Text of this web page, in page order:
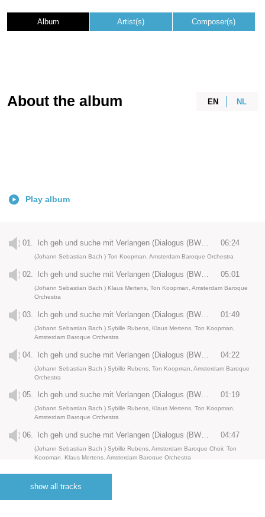
Album Artist(s) Composer(s)
EN NL
About the album
Play album
01. Ich geh und suche mit Verlangen (Dialogus (BWV 49): Sinfonia 06:24
(Johann Sebastian Bach ) Ton Koopman, Amsterdam Baroque Orchestra
02. Ich geh und suche mit Verlangen (Dialogus (BWV 49): Aria (Bass): “Ich geh und suche mit Verlangen” 05:01
(Johann Sebastian Bach ) Klaus Mertens, Ton Koopman, Amsterdam Baroque
Orchestra
03. 01:49
(Johann Sebastian Bach ) Sybille Rubens, Klaus Mertens, Ton Koopman,
Amsterdam Baroque Orchestra
04. 04:22
(Johann Sebastian Bach ) Sybille Rubens, Ton Koopman, Amsterdam Baroque
Orchestra
05. Ich geh und suche mit Verlangen (Dialogus (BWV 49): Recitative (Soprano, Bass): “Mein glaube hat mich selbst so angezogen” 01:19
(Johann Sebastian Bach ) Sybille Rubens, Klaus Mertens, Ton Koopman,
Amsterdam Baroque Orchestra
06. Ich geh und suche mit Verlangen (Dialogus (BWV 49): Aria and Chorale (Soprano, Bass): “Dich hab ich je und je geliebt” 04:47
(Johann Sebastian Bach ) Sybille Rubens, Amsterdam Baroque Choir, Ton
Koopman, Klaus Mertens, Amsterdam Baroque Orchestra
07.
(Johann Sebastian Bach ) Bogna Bartosz, Jörg Dürmüller, Ton Koopman,
show all tracks